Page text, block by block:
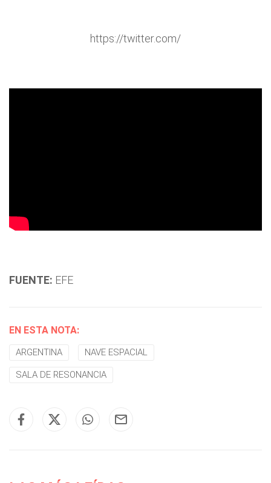
https://twitter.com/
FUENTE: EFE
EN ESTA NOTA:
ARGENTINA NAVE ESPACIAL
SALA DE RESONANCIA